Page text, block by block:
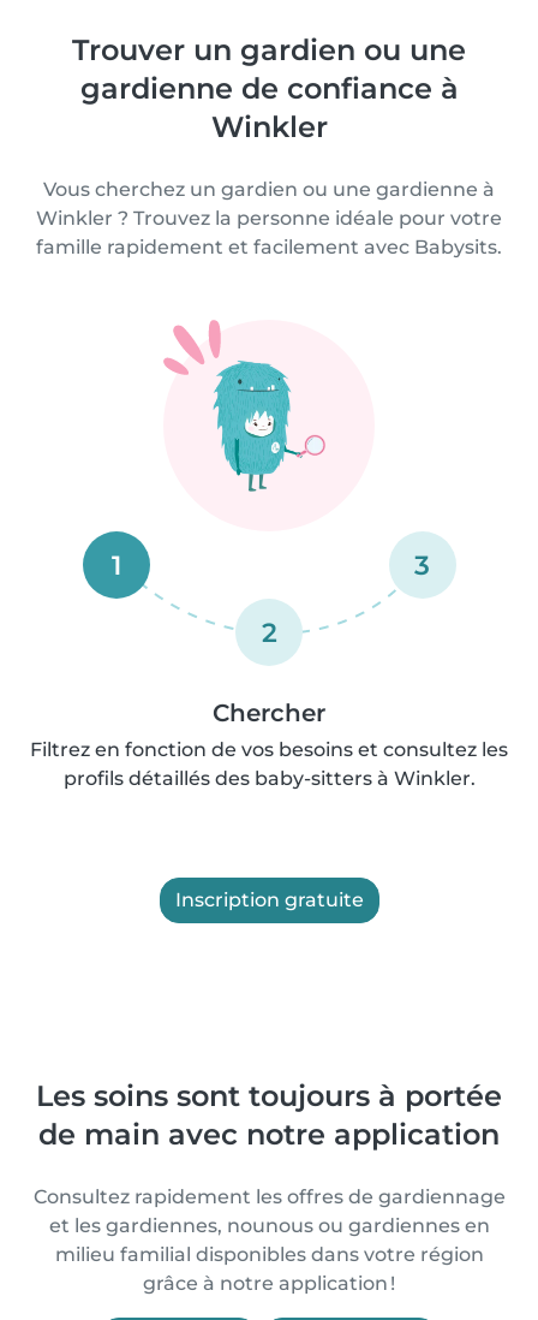
Trouver un gardien ou une
gardienne de confiance à
Winkler
Vous cherchez un gardien ou une gardienne à
Winkler ? Trouvez la personne idéale pour votre
famille rapidement et facilement avec Babysits.
1
2
3
Chercher
Filtrez en fonction de vos besoins et consultez les
profils détaillés des baby-sitters à Winkler.
Inscription gratuite
Les soins sont toujours à portée
de main avec notre application
Consultez rapidement les offres de gardiennage
et les gardiennes, nounous ou gardiennes en
milieu familial disponibles dans votre région
grâce à notre application !